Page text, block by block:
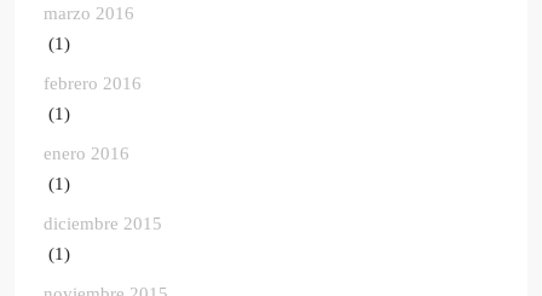
marzo 2016
(1)
febrero 2016
(1)
enero 2016
(1)
diciembre 2015
(1)